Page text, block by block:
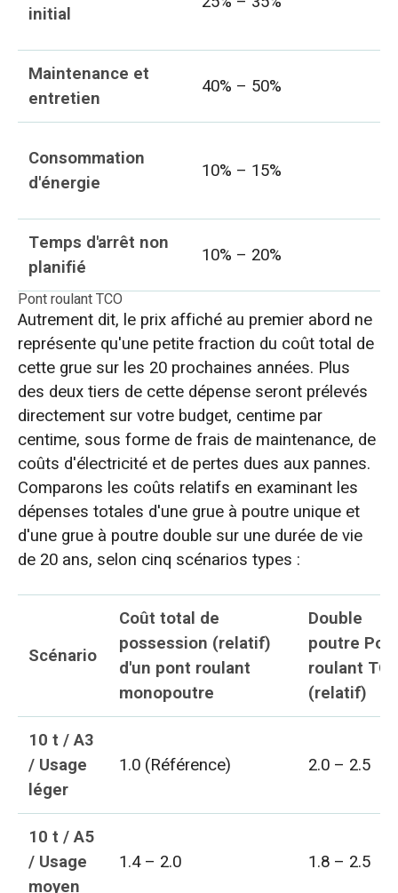
initial
Maintenance et
entretien
40% – 50%
Consommation
d'énergie
10% – 15%
Temps d'arrêt non
planifié
10% – 20%
Pont roulant TCO
Autrement dit, le prix affiché au premier abord ne
représente qu'une petite fraction du coût total de
cette grue sur les 20 prochaines années. Plus
des deux tiers de cette dépense seront prélevés
directement sur votre budget, centime par
centime, sous forme de frais de maintenance, de
coûts d'électricité et de pertes dues aux pannes.
Comparons les coûts relatifs en examinant les
dépenses totales d'une grue à poutre unique et
d'une grue à poutre double sur une durée de vie
de 20 ans, selon cinq scénarios types :
Scénario
Coût total de
possession (relatif)
d'un pont roulant
monopoutre
Double
poutre
roulant
(relatif)
10 t / A3
/ Usage
léger
1.0 (Référence) 2.0 – 2.5
10 t / A5
/ Usage
moyen
1.4 – 2.0 1.8 – 2.5